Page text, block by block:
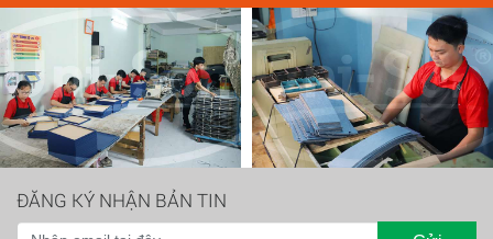
ĐĂNG KÝ NHẬN BẢN TIN